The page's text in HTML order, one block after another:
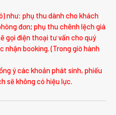
như: phụ thu dành cho khách
đơn; phụ thu chênh lệch giá
gọi điện thoại tư vấn cho quý
nhận booking. (Trong giờ hành
ý các khoản phát sinh, phiếu
sẽ không có hiệu lực.